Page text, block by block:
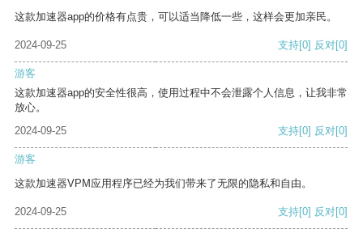
这款加速器app的价格有点贵，可以适当降低一些，这样会更加亲民。
2024-09-25 支持[0] 反对[0]
游客
这款加速器app的安全性很高，使用过程中不会泄露个人信息，让我非常
放心。
2024-09-25
支持[0] 反对[0]
游客
这款加速器VPM应用程序已经为我们带来了无限的隐私和自由。
2024-09-25 支持[0] 反对[0]